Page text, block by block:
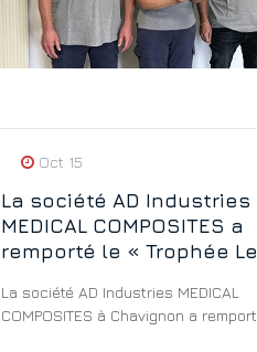
Oct 15
La société AD Industries
MEDICAL COMPOSITES a
remporté le « Trophée
La société AD Industries MEDICAL
COMPOSITES à Chavignon a remporté